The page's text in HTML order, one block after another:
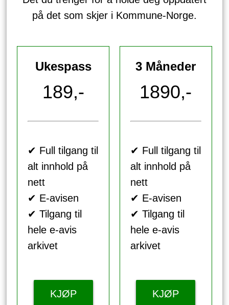
på det som skjer i Kommune-Norge.
Ukespass
189,-
✔ Full tilgang til
alt innhold på
nett
✔ E-avisen
✔ Tilgang til
hele e-avis
arkivet
KJØP
3 Måneder
1890,-
✔ Full tilgang til
alt innhold på
nett
✔ E-avisen
✔ Tilgang til
hele e-avis
arkivet
KJØP